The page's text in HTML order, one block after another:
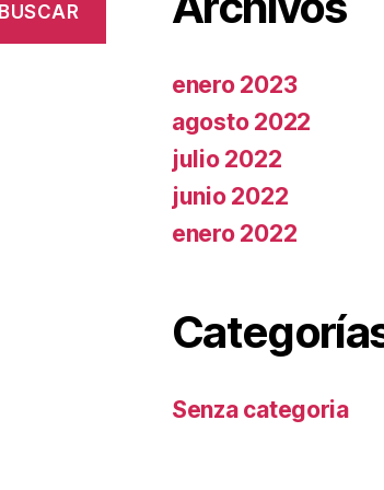
enero 2023
agosto 2022
julio 2022
junio 2022
enero 2022
Senza categoria